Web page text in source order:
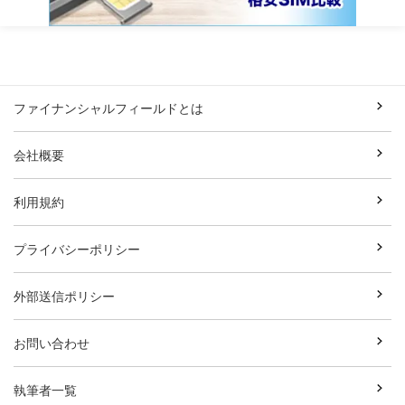
ファイナンシャルフィールドとは
会社概要
利用規約
プライバシーポリシー
外部送信ポリシー
お問い合わせ
執筆者一覧